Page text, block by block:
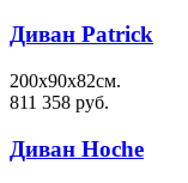
Диван Patrick
200х90х82см.
811 358 руб.
Диван Hoche